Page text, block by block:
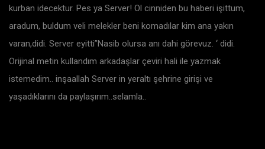
kurban idecektur. Pes ya Server! Ol cinniden bu haberi işittum,
aradum, buldum veli melekler beni komadılar kim ana yakın
varan,didi. Server eyitti”Nasib olursa anı dahi görevuz. ‘ didi.
Orijinal metin kullandım arkadaşlar çeviri hali ile yazmak
istemedim.. inşaallah Server in yeraltı şehrine girişi ve
yaşadıklarını da paylaşırım..selamla..